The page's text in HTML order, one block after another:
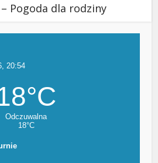
Pogoda dla rodziny